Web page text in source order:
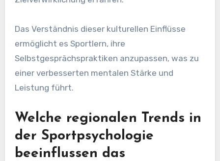
Das Verständnis dieser kulturellen Einflüsse
ermöglicht es Sportlern, ihre
Selbstgesprächspraktiken anzupassen, was zu
einer verbesserten mentalen Stärke und
Leistung führt.
Welche regionalen Trends in
der Sportpsychologie
beeinflussen das